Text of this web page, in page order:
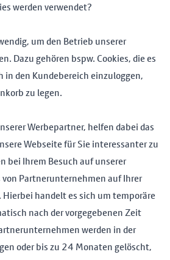
werden verwendet?
um den Betrieb unserer
Dazu gehören bspw. Cookies, die es
in den Kundebereich einzuloggen,
zu legen.
Werbepartner, helfen dabei das
Webseite für Sie interessanter zu
bei Ihrem Besuch auf unserer
von Partnerunternehmen auf Ihrer
handelt es sich um temporäre
nach der vorgegebenen Zeit
werden in der
oder bis zu 24 Monaten gelöscht,